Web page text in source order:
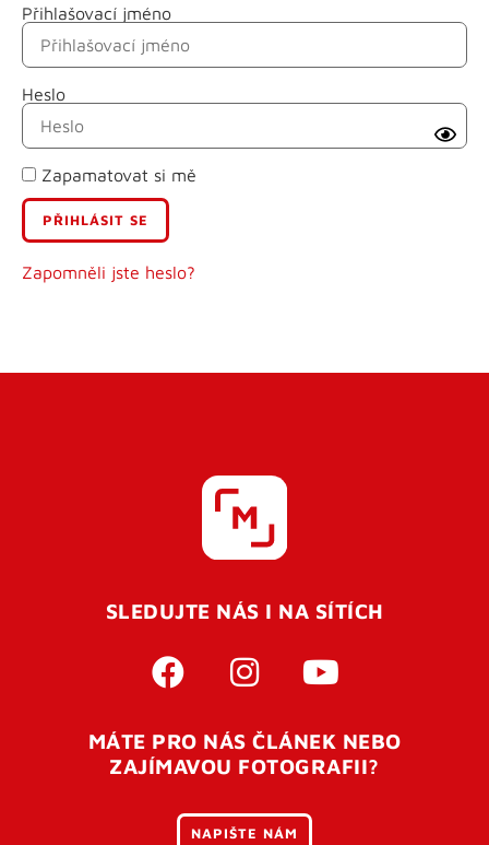
Přihlašovací jméno
Heslo
Zapamatovat si mě
Zapomněli jste heslo?
Jméno
Příjmení
E-mail
Uživatelské jméno
Pro úspěšné dokončení registrace je potřeba
vaší e-mailovouadresu. Po úspěšném odeslání
otevření tohoto odkazu se váš účet ověří a můžete se
přihlásit. Nezapomeňte zkontrolovat složku SPAM ve
SLEDUJTE NÁS I NA SÍTÍCH
MÁTE PRO NÁS ČLÁNEK NEBO
ZAJÍMAVOU FOTOGRAFII?
NAPIŠTE NÁM